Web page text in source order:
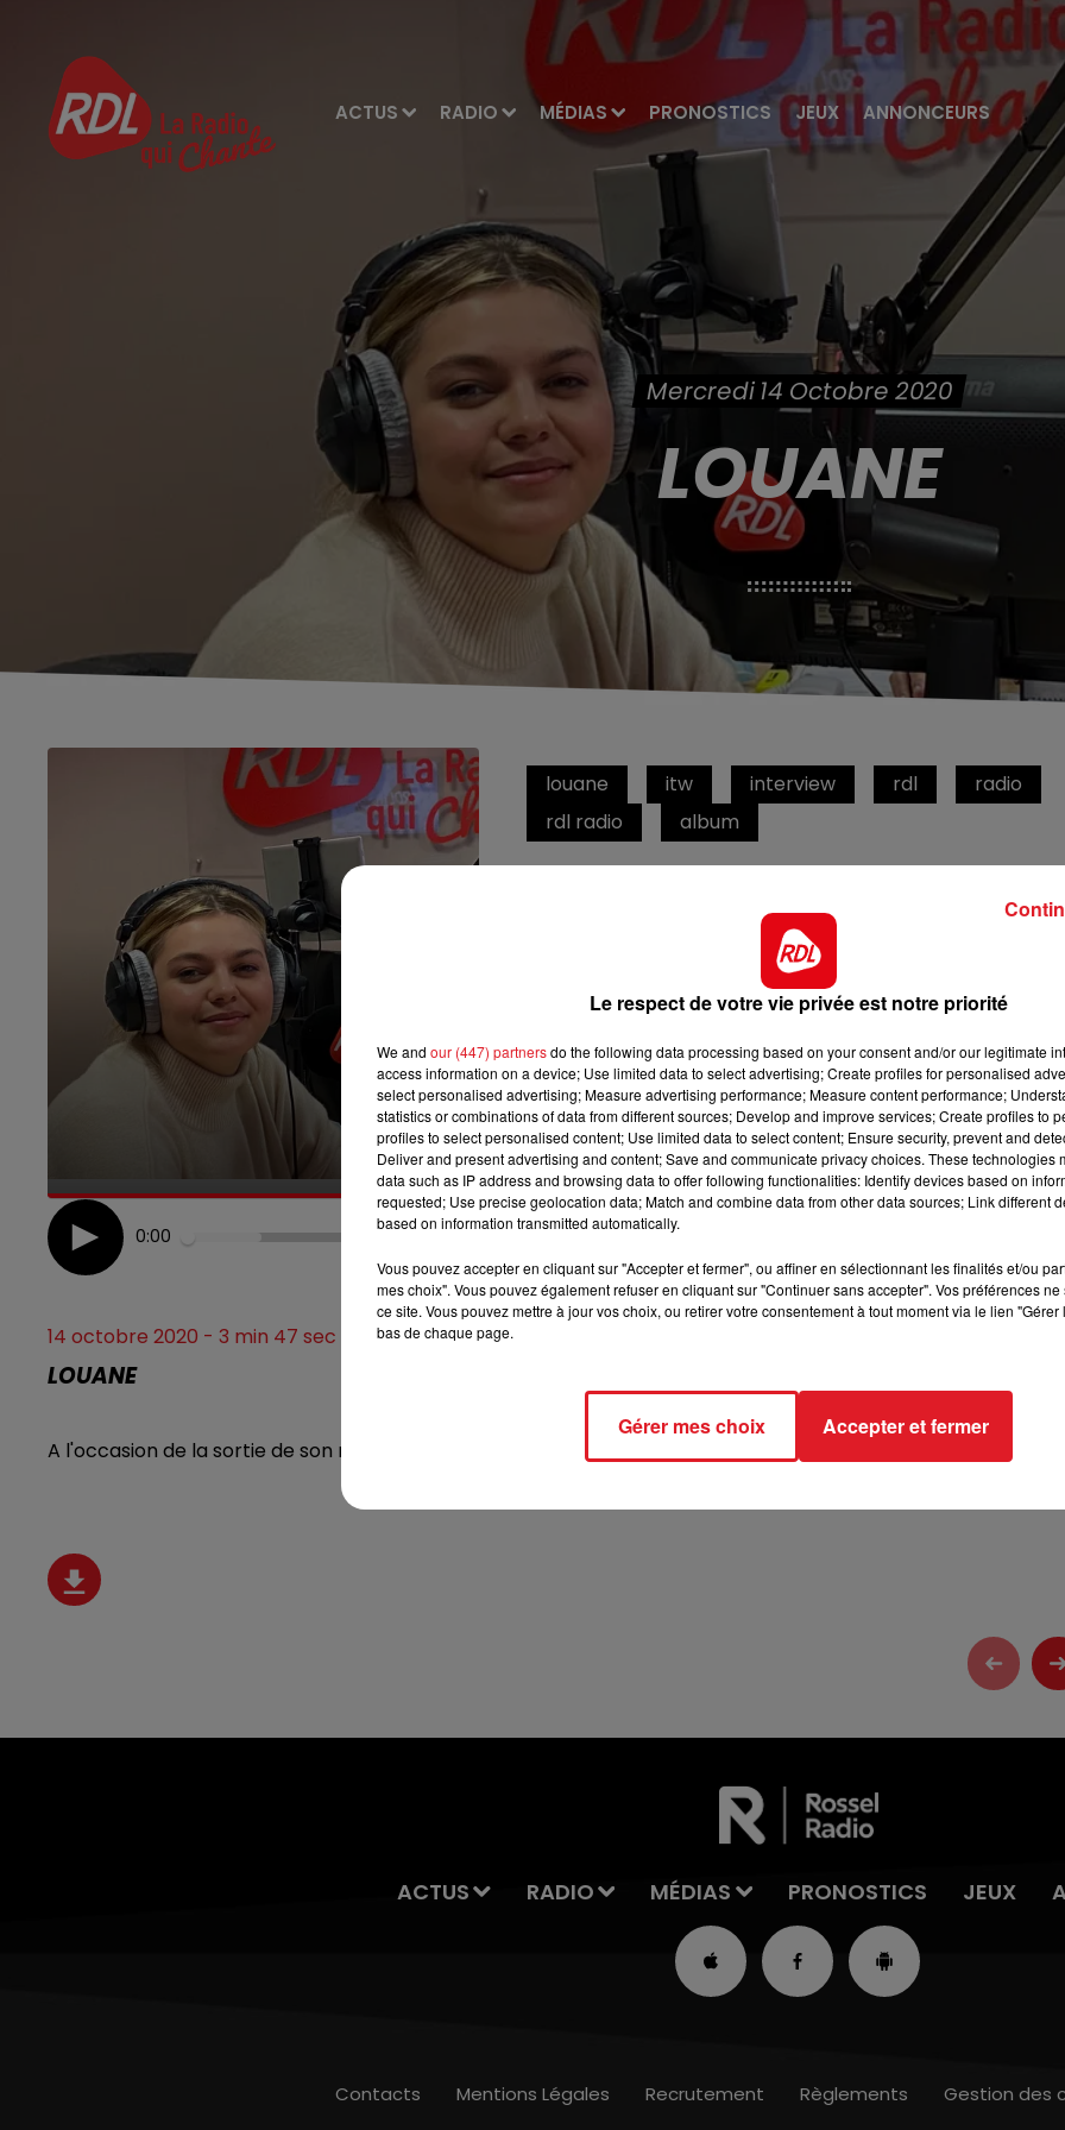
ACTUS RADIO MÉDIAS PRONOSTICS JEUX ANNONCEURS
7h00 - 10h00
DEBOUT C'EST L'HEURE
12h00 - 13h00
RDL & VOUS
Mercredi 14 Octobre 2020
LOUANE
louane itw interview rdl
radio
rdl radio
album
Mercredi 14 Octobre 2020
0:00
14 octobre 2020 - 3 min 47 sec
LOUANE
A l'occasion de la sortie de son nouvel album, réécoutez le live de LOUANE sur RDL !
ACTUS RADIO MÉDIAS PRONOSTICS JEUX
Contacts Mentions Légales Recrutement Règlements Gestion des
Le respect de votre vie privée est notre priorité
We and our (447) partnersdo the following data processing based on your consent and/or our legitimate
access information on a device; Use limited data to select advertising; Create profiles for personalised
select personalised advertising; Measure advertising performance; Measure content performance;
statistics or combinations of data from different sources; Develop and improve services; Create profiles to
profiles to select personalised content; Use limited data to select content; Ensure security, prevent and
Deliver and present advertising and content; Save and communicate privacy choices. These technologies
data such as IP address and browsing data to offer following functionalities: Identify devices based on
requested; Use precise geolocation data; Match and combine data from other data sources; Link different
based on information transmitted automatically.
Vous pouvez accepter en cliquant sur "Accepter et fermer", ou affiner en sélectionnant les finalités et/ou
mes choix". Vous pouvez également refuser en cliquant sur "Continuer sans accepter". Vos préférences
ce site. Vous pouvez mettre à jour vos choix, ou retirer votre consentement à tout moment via le lien
bas de chaque page.
Gérer mes choix Accepter et fermer